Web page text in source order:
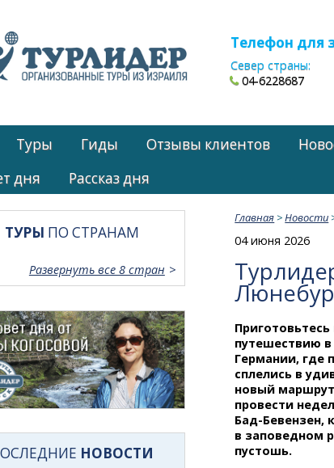
Телефон для
Север страны:
04-6228687
Туры Гиды Отзывы клиентов
дня
Рассказ дня
Главная >Новости
04 июня 2026
путешествию
Германии, где
сплелись в
новый
провести
Бад-Бевензен,
в заповедном
пустошь.
ТУРЫ ПО СТРАНАМ
Развернуть все 8 стран
НОВОСТИ